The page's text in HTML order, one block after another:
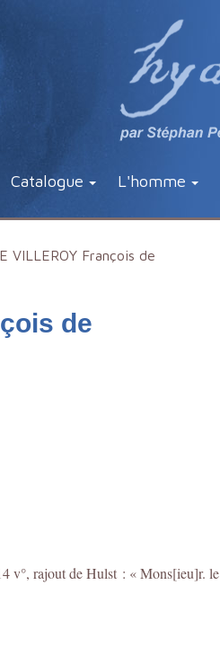
Catalogue L'homme
VILLEROY François de
de
v°, rajout de Hulst : « Mons[ieu]r. le